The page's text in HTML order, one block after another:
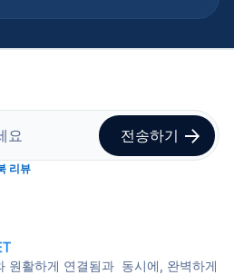
리뷰
원활하게 연결됨과 동시에, 완벽하게